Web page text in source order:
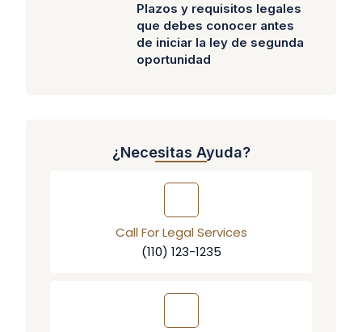
Plazos y requisitos legales
que debes conocer antes
de iniciar la ley de segunda
oportunidad
¿Necesitas Ayuda?
Call For Legal Services
(110) 123-1235